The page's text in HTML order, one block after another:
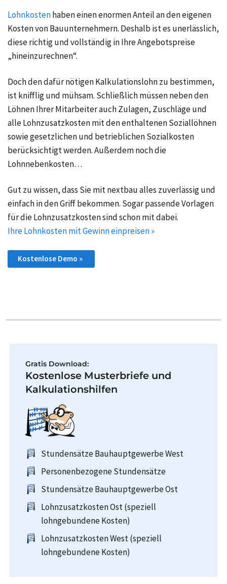
Lohnkostenhaben einen enormen Anteil an den eigenen
Kosten von Bauunternehmern. Deshalb ist es unerlässlich,
diese richtig und vollständig in Ihre Angebotspreise
„hineinzurechnen“.
Doch den dafür nötigen Kalkulationslohn zu bestimmen,
ist knifflig und mühsam. Schließlich müssen neben den
Löhnen Ihrer Mitarbeiter auch Zulagen, Zuschläge und
alle Lohnzusatzkosten mit den enthaltenen Soziallöhnen
sowie gesetzlichen und betrieblichen Sozialkosten
berücksichtigt werden. Außerdem noch die
Lohnnebenkosten…
Gut zu wissen, dass Sie mit nextbau alles zuverlässig und
einfach in den Griff bekommen. Sogar passende Vorlagen
für die Lohnzusatzkosten sind schon mit dabei.
Ihre Lohnkosten mit Gewinn einpreisen »
Kostenlose Demo »
Gratis Download:
Kostenlose Musterbriefe und
Kalkulationshilfen
Stundensätze Bauhauptgewerbe West
Personenbezogene Stundensätze
Stundensätze Bauhauptgewerbe Ost
Lohnzusatzkosten Ost (speziell
lohngebundene Kosten)
Lohnzusatzkosten West (speziell
lohngebundene Kosten)